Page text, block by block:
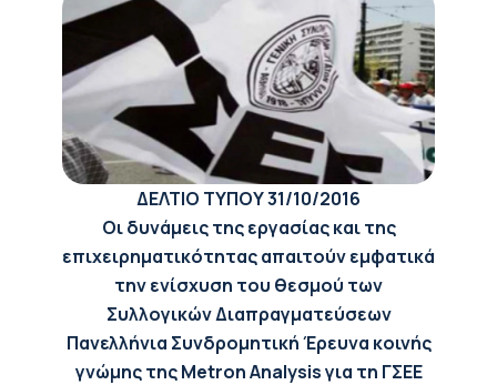
ΔΕΛΤΙΟ ΤΥΠΟΥ31/10/2016
Οι δυνάμεις της εργασίας και της
επιχειρηματικότητας απαιτούν εμφατικά
την ενίσχυση του θεσμού των
Συλλογικών Διαπραγματεύσεων
Πανελλήνια Συνδρομητική Έρευνα κοινής
γνώμης της Metron Analysis για τη ΓΣΕΕ